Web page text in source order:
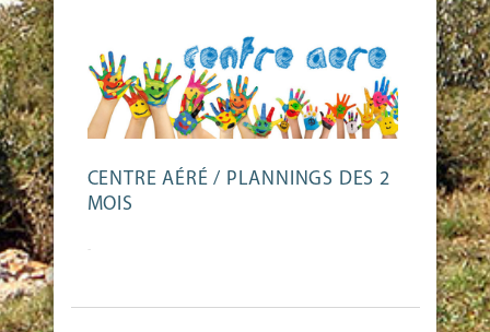
CENTRE AÉRÉ / PLANNINGS DES 2
MOIS
-